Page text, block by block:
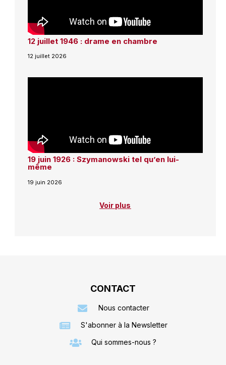
12 juillet 1946 : drame en chambre
12 juillet 2026
19 juin 1926 : Szymanowski tel qu’en lui-
même
19 juin 2026
Voir plus
CONTACT
Nous contacter
S'abonner à la Newsletter
Qui sommes-nous ?